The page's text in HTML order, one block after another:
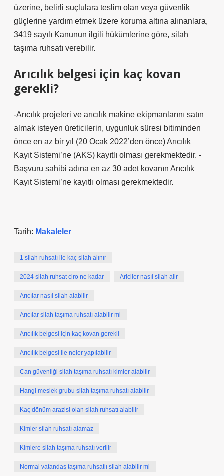
üzerine, belirli suçlulara teslim olan veya güvenlik
güçlerine yardım etmek üzere koruma altına alınanlara,
3419 sayılı Kanunun ilgili hükümlerine göre, silah
taşıma ruhsatı verebilir.
Arıcılık belgesi için kaç kovan
gerekli?
-Arıcılık projeleri ve arıcılık makine ekipmanlarını satın
almak isteyen üreticilerin, uygunluk süresi bitiminden
önce en az bir yıl (20 Ocak 2022’den önce) Arıcılık
Kayıt Sistemi’ne (AKS) kayıtlı olması gerekmektedir. -
Başvuru sahibi adına en az 30 adet kovanın Arıcılık
Kayıt Sistemi’ne kayıtlı olması gerekmektedir.
Tarih: Makaleler
1 silah ruhsatı ile kaç silah alınır
2024 silah ruhsat ciro ne kadar Ariciler nasıl silah alir
Arıcılar nasıl silah alabilir
Arıcılar silah taşıma ruhsatı alabilir mi
Arıcılık belgesi için kaç kovan gerekli
Arıcılık belgesi ile neler yapılabilir
Can güvenliği silah taşıma ruhsatı kimler alabilir
Hangi meslek grubu silah taşıma ruhsatı alabilir
Kaç dönüm arazisi olan silah ruhsatı alabilir
Kimler silah ruhsatı alamaz
Kimlere silah taşıma ruhsatı verilir
Normal vatandaş taşıma ruhsatlı silah alabilir mi